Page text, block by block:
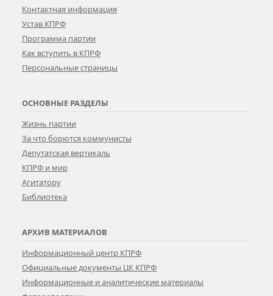
Контактная информация
Устав КПРФ
Программа партии
Как вступить в КПРФ
Персональные страницы
ОСНОВНЫЕ РАЗДЕЛЫ
Жизнь партии
За что борются коммунисты
Депутатская вертикаль
КПРФ и мир
Агитатору
Библиотека
АРХИВ МАТЕРИАЛОВ
Информационный центр КПРФ
Официальные документы ЦК КПРФ
Информационные и аналитические материалы